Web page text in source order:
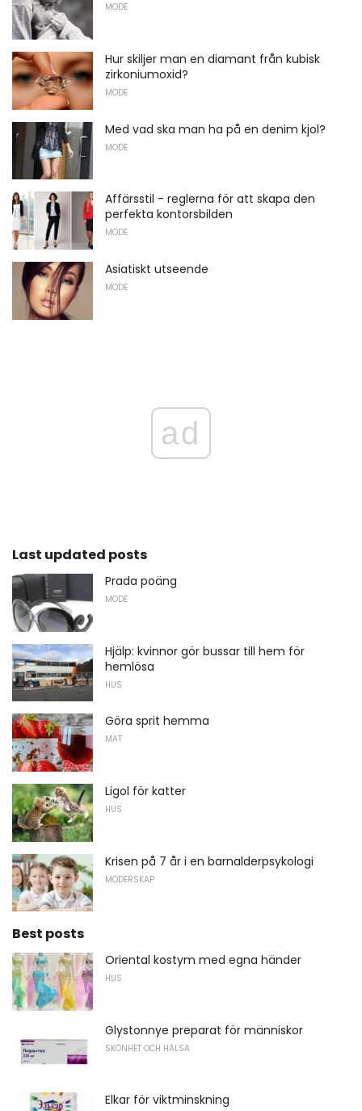
MODE
Hur skiljer man en diamant från kubisk
zirkoniumoxid?
MODE
Med vad ska man ha på en denim kjol?
MODE
Affärsstil - reglerna för att skapa den
perfekta kontorsbilden
MODE
Asiatiskt utseende
MODE
ad
Last updated posts
Prada poäng
MODE
Hjälp: kvinnor gör bussar till hem för
hemlösa
HUS
Göra sprit hemma
MAT
Ligol för katter
HUS
Krisen på 7 år i en barnalderpsykologi
MODERSKAP
Best posts
Oriental kostym med egna händer
HUS
Glystonnye preparat för människor
SKÖNHET OCH HÄLSA
Elkar för viktminskning